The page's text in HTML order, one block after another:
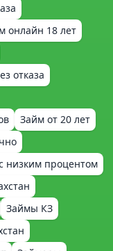
онлайн 18 лет
отказа
Займ от 20 лет
низким процентом
Займы КЗ